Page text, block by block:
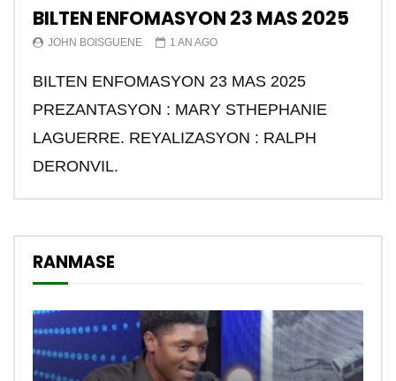
BILTEN ENFOMASYON 23 MAS 2025
JOHN BOISGUENE 1 AN AGO
BILTEN ENFOMASYON 23 MAS 2025
PREZANTASYON : MARY STHEPHANIE
LAGUERRE. REYALIZASYON : RALPH
DERONVIL.
RANMASE